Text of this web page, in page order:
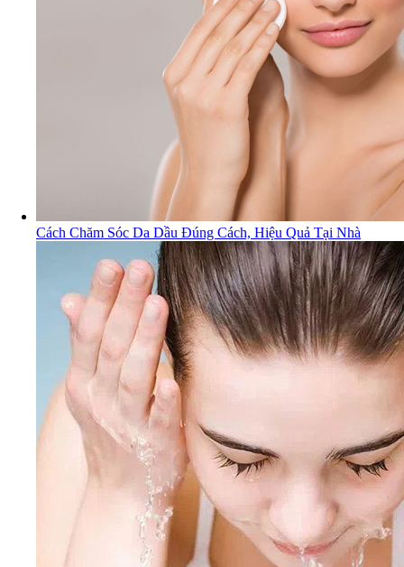
Cách Chăm Sóc Da Dầu Đúng Cách, Hiệu Quả Tại Nhà